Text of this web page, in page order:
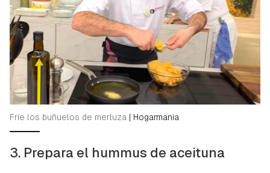
Fríe los buñuelos de merluza | Hogarmania
3. Prepara el hummus de aceituna